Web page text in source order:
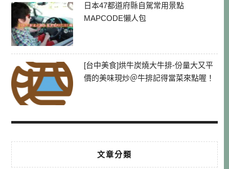
日本47都道府縣自駕常用景點
MAPCODE懶人包
[台中美食]烘牛炭燒大牛排-份量大又平
價的美味現炒＠牛排記得當菜來點喔！
文章分類